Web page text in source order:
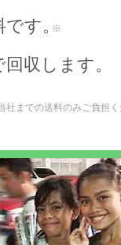
です。
※
回収します。
社までの送料のみご負担